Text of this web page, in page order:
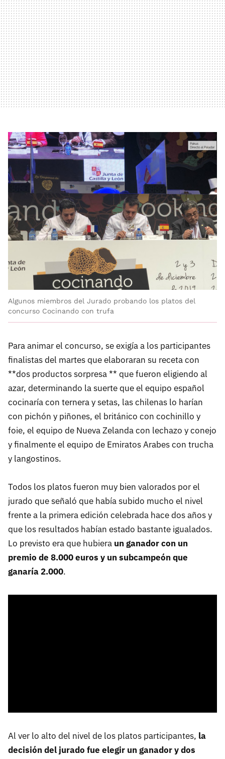
Algunos miembros del Jurado probando los platos del
concurso Cocinando con trufa
Para animar el concurso, se exigía a los participantes
finalistas del martes que elaboraran su receta con
**dos productos sorpresa ** que fueron eligiendo al
azar, determinando la suerte que el equipo español
cocinaría con ternera y setas, las chilenas lo harían
con pichón y piñones, el británico con cochinillo y
foie, el equipo de Nueva Zelanda con lechazo y conejo
y finalmente el equipo de Emiratos Arabes con trucha
y langostinos.
Todos los platos fueron muy bien valorados por el
jurado que señaló que había subido mucho el nivel
frente a la primera edición celebrada hace dos años y
que los resultados habían estado bastante igualados.
Lo previsto era que hubiera un ganador con un
premio de 8.000 euros y un subcampeón que
ganaría 2.000.
Al ver lo alto del nivel de los platos participantes, la
decisión del jurado fue elegir un ganador y dos